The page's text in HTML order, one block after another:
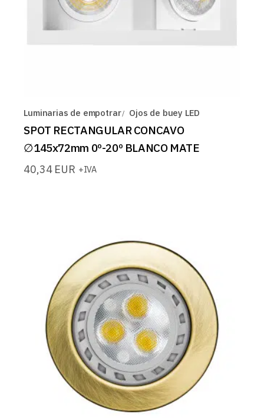
Luminarias de empotrar Ojos de buey LED
SPOT RECTANGULAR CONCAVO
∅145x72mm 0º-20º BLANCO MATE
40,34 EUR +IVA